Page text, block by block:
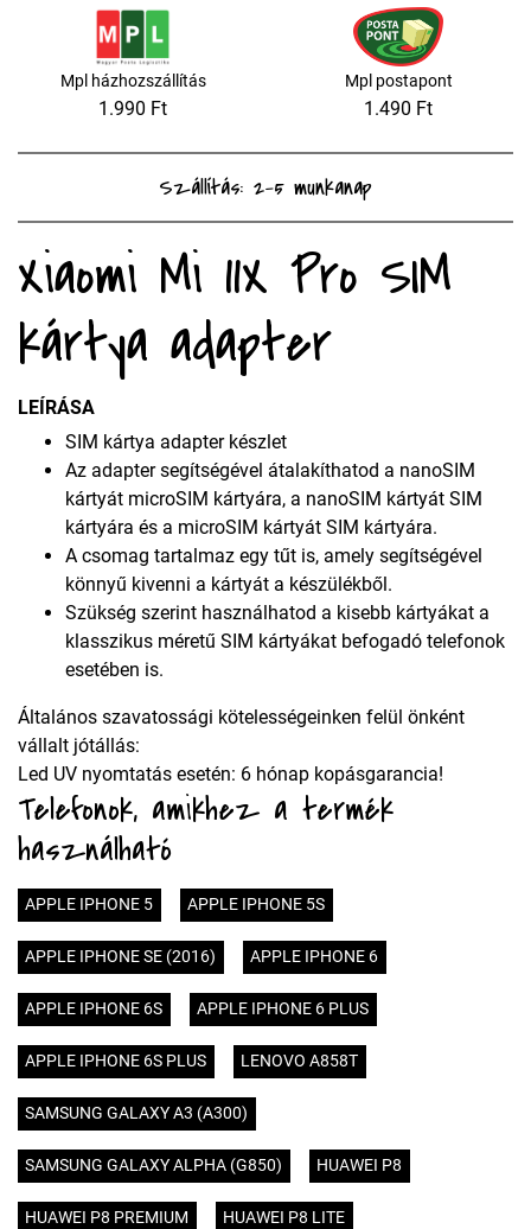
Mpl házhozszállítás
1.990 Ft
Mpl postapont
1.490 Ft
Szállítás: 2-5 munkanap
Xiaomi Mi 11X Pro SIM
kártya adapter
LEÍRÁSA
SIM kártya adapter készlet
Az adapter segítségével átalakíthatod a nanoSIM
kártyát microSIM kártyára, a nanoSIM kártyát SIM
kártyára és a microSIM kártyát SIM kártyára.
A csomag tartalmaz egy tűt is, amely segítségével
könnyű kivenni a kártyát a készülékből.
Szükség szerint használhatod a kisebb kártyákat a
klasszikus méretű SIM kártyákat befogadó telefonok
esetében is.
Általános szavatossági kötelességeinken felül önként
vállalt jótállás:
Led UV nyomtatás esetén: 6 hónap kopásgarancia!
Telefonok, amikhez a termék
használható
APPLE IPHONE 5 APPLE IPHONE 5S
APPLE IPHONE SE (2016) APPLE IPHONE 6
APPLE IPHONE 6S APPLE IPHONE 6 PLUS
APPLE IPHONE 6S PLUS LENOVO A858T
SAMSUNG GALAXY A3 (A300)
SAMSUNG GALAXY ALPHA (G850) HUAWEI P8
HUAWEI P8 PREMIUM HUAWEI P8 LITE